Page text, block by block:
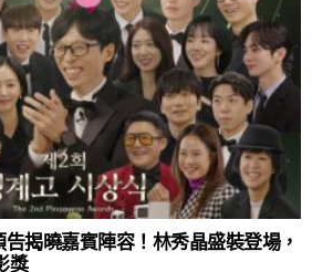
告揭曉嘉賓陣容！林秀晶盛裝登場，
獎